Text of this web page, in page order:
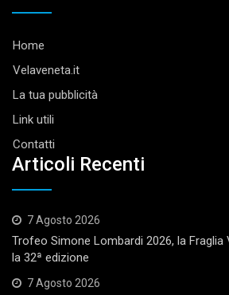
Home
Velaveneta.it
La tua pubblicità
Link utili
Contatti
Articoli Recenti
7 Agosto 2026
Trofeo Simone Lombardi 2026, la Fraglia
la 32ª edizione
7 Agosto 2026